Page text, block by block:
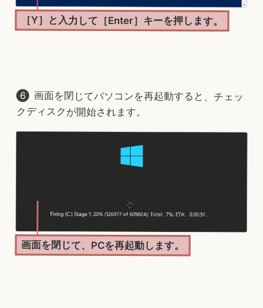
［Y］と入力して［Enter］キーを押します。
画面を閉じてパソコンを再起動すると、チェッ
クディスクが開始されます。
画面を閉じて、PCを再起動します。